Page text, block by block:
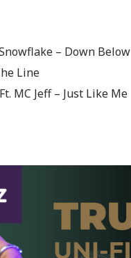
– Down Below
Line
MC Jeff – Just Like Me